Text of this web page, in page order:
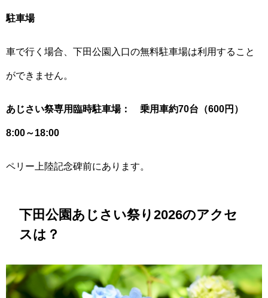
駐車場
車で行く場合、下田公園入口の無料駐車場は利用すること
ができません。
あじさい祭専用臨時駐車場： 乗用車約70台（600円）
8:00～18:00
ペリー上陸記念碑前にあります。
下田公園あじさい祭り2026のアクセ
スは？